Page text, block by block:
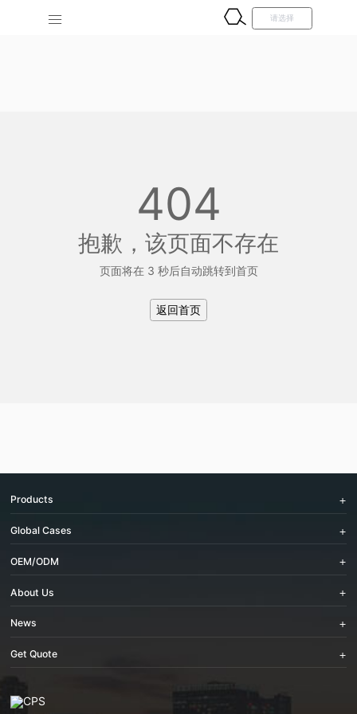
404
抱歉，该页面不存在
页面将在 3 秒后自动跳转到首页
返回首页
Products
Global Cases
OEM/ODM
About Us
News
Get Quote